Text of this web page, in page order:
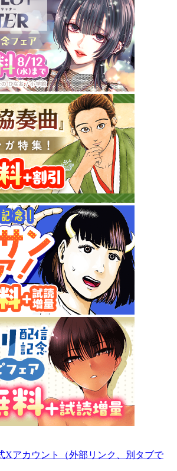
Xアカウント
（外部リンク、別タブで